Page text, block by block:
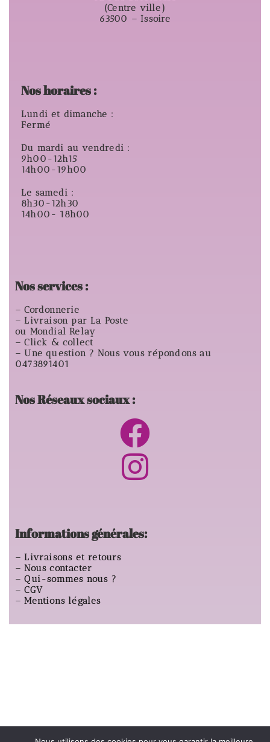
(Centre ville)
63500 – Issoire
Nos horaires :
Lundi et dimanche :
Fermé
Du mardi au vendredi :
9h00-12h15
14h00-19h00
Le samedi :
8h30-12h30
14h00- 18h00
Nos services :
– Cordonnerie
– Livraison par La Poste
ou Mondial Relay
– Click & collect
– Une question ? Nous vous répondons au
0473891401
Nos Réseaux sociaux :
Informations générales:
–Livraisons et retours
–Nous contacter
–Qui-sommes nous ?
–CGV
–Mentions légales